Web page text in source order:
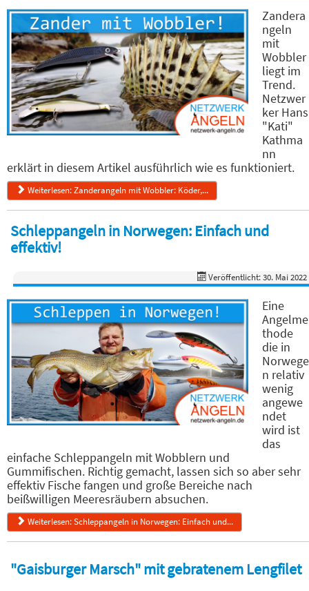
Zandera
ngeln
mit
Wobbler
liegt im
Trend.
Netzwer
ker Hans
"Kati"
Kathma
nn
erklärt in diesem Artikel ausführlich wie es funktioniert.
Weiterlesen: Zanderangeln mit Wobbler: Köder,...
Schleppangeln in Norwegen: Einfach und
effektiv!
Veröffentlicht: 30. Mai 2022
Eine
Angelme
thode
die in
Norwege
n relativ
wenig
angewe
ndet
wird ist
das
einfache Schleppangeln mit Wobblern und
Gummifischen. Richtig gemacht, lassen sich so aber sehr
effektiv Fische fangen und große Bereiche nach
beißwilligen Meeresräubern absuchen.
Weiterlesen: Schleppangeln in Norwegen: Einfach und...
"Gaisburger Marsch" mit gebratenem Lengfilet